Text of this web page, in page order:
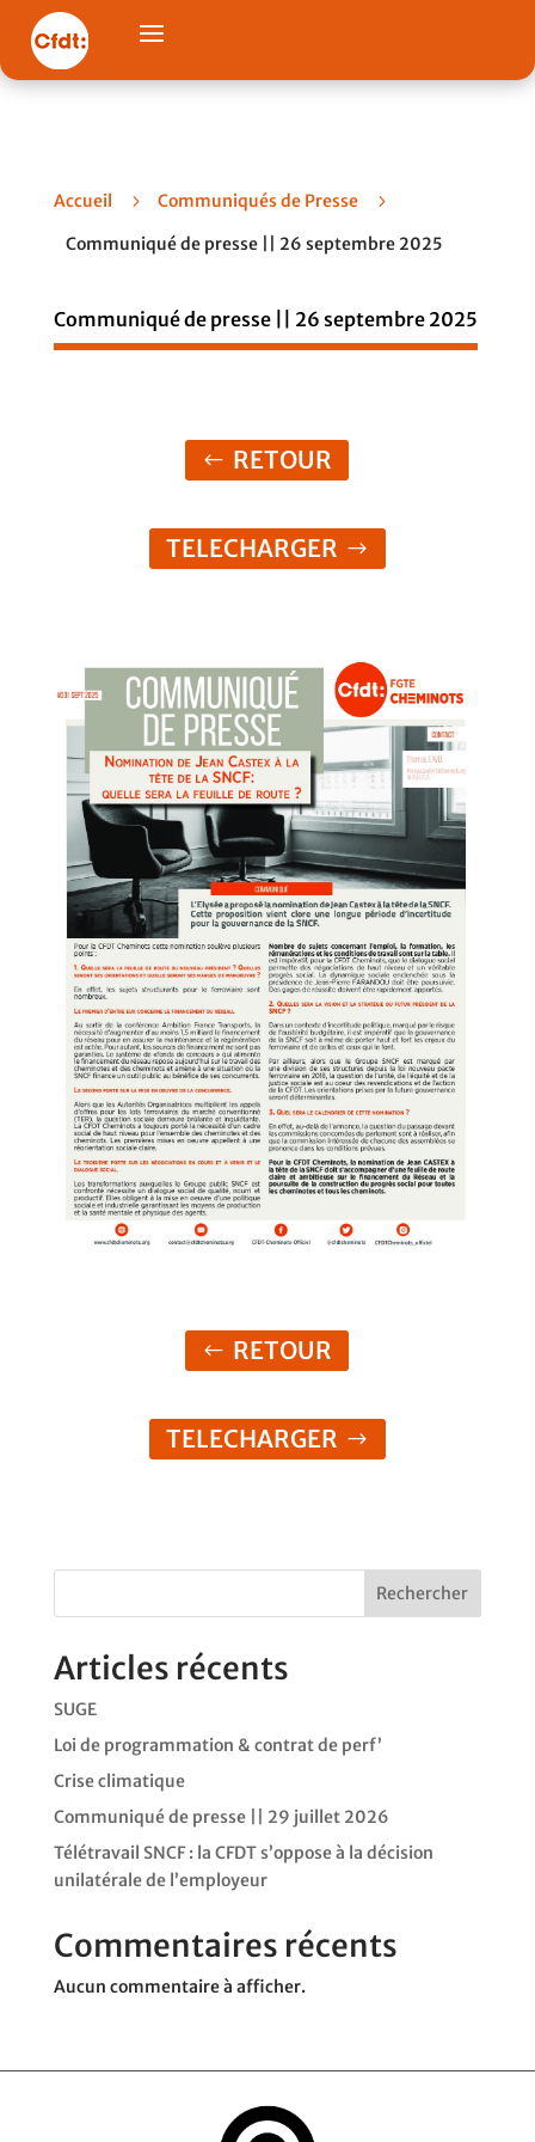
Accueil 5 Communiqués de Presse
5
Communiqué de presse || 26 septembre 2025
Communiqué de presse || 26 septembre 2025
RETOUR
TELECHARGER
RETOUR
TELECHARGER
Rechercher
Articles récents
SUGE
Loi de programmation & contrat de perf’
Crise climatique
Communiqué de presse || 29 juillet 2026
Télétravail SNCF : la CFDT s’oppose à la décision
unilatérale de l’employeur
Commentaires récents
Aucun commentaire à afficher.